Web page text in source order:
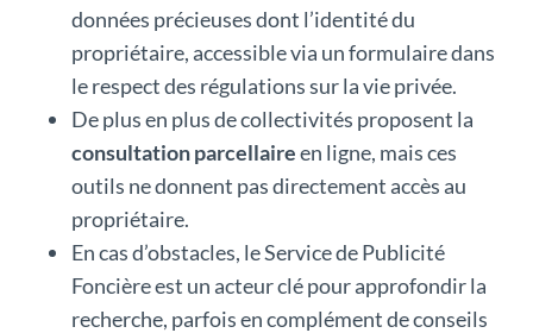
données précieuses dont l’identité du
propriétaire, accessible via un formulaire dans
le respect des régulations sur la vie privée.
De plus en plus de collectivités proposent la
consultation parcellaireen ligne, mais ces
outils ne donnent pas directement accès au
propriétaire.
En cas d’obstacles, le Service de Publicité
Foncière est un acteur clé pour approfondir la
recherche, parfois en complément de conseils